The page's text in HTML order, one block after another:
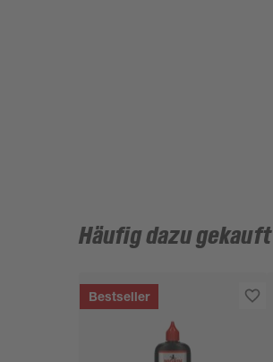
Häufig dazu gekauft
Bestseller